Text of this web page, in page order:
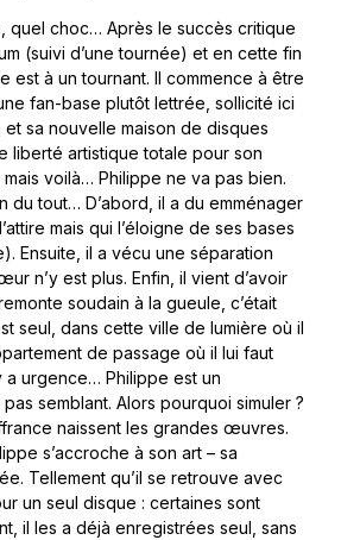
quel choc… Après le succès critique
(suivi d’une tournée) et en cette fin
est à un tournant. Il commence à être
fan-base plutôt lettrée, sollicité ici
sa nouvelle maison de disques
liberté artistique totale pour son
voilà… Philippe ne va pas bien.
du tout… D’abord, il a du emménager
mais qui l’éloigne de ses bases
Ensuite, il a vécu une séparation
n’y est plus. Enfin, il vient d’avoir
soudain à la gueule, c’était
seul, dans cette ville de lumière où il
de passage où il lui faut
a urgence… Philippe est un
semblant. Alors pourquoi simuler ?
naissent les grandes œuvres.
s’accroche à son art – sa
Tellement qu’il se retrouve avec
un seul disque : certaines sont
il les a déjà enregistrées seul, sans